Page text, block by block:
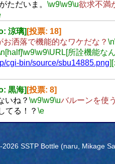
ただいま。 \w9\w9\u欲求不満
涼璃] [投票: 18]
洒落で機能的なワケだな？ \n
\w9\w9\URL[所詮機能な
cgi-bin/source/sbu14885.png
黒海] [投票: 8]
いね？ \w9\w9\uバルーンを使
てる！？ \e
SSTP Bottle (naru, Mikage